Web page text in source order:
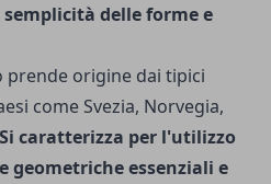
delle forme e
prende origine dai tipici
come Svezia, Norvegia,
Si caratterizza per l'utilizzo
geometriche essenziali e